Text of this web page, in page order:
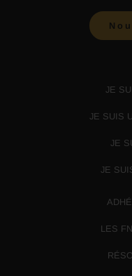
JE
JE SUIS
JE
JE
LES